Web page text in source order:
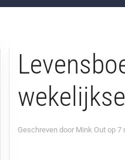
Geschreven door Mink Out op 7